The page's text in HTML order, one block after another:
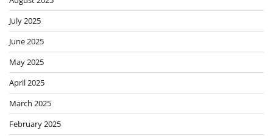
Beuty
biographi
Blog
Business
Crime
Culinary